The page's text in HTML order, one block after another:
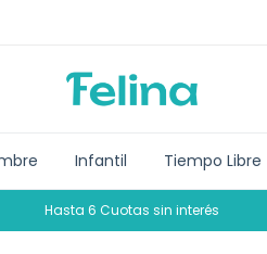
Infantil Tiempo Libre
Hasta 6 Cuotas sin interés